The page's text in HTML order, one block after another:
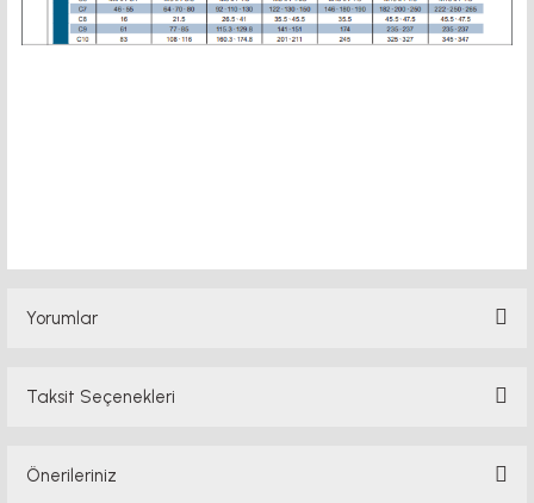
Yorumlar
Taksit Seçenekleri
Önerileriniz